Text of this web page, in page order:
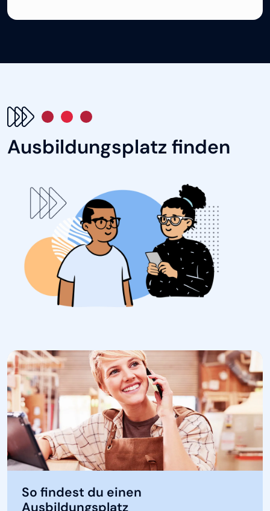
Ausbildungsplatz finden
So findest du einen
Ausbildungsplatz